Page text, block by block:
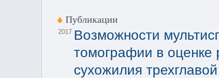
Публикации
2017 Возможности
томографии в оценке
сухожилия